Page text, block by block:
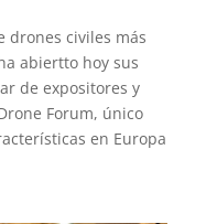
drones civiles más
abiertto hoy sus
de expositores y
Forum, único
en Europa